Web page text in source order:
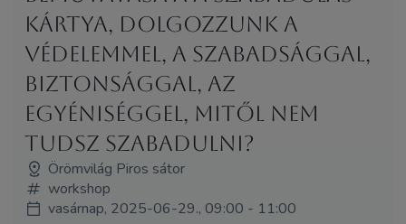
kártya, dolgozzunk a
védelemmel, a szabadsággal,
biztonsággal, az
egyéniséggel, mitől nem
tudsz szabadulni?
Örömvilág Piros sátor
workshop
vasárnap, 2025-06-29., 09:00 - 11:00